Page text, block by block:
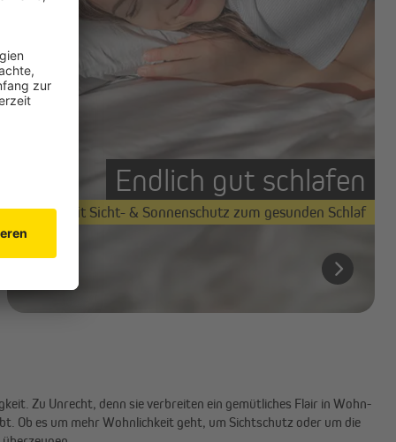
Endlich gut schlafen
Mit Sicht- & Sonnenschutz zum gesunden Schlaf
Zu Unrecht, denn sie verbreiten ein gemütliches Flair in Wohn-
Ob es um mehr Wohnlichkeit geht, um Sichtschutz oder um die